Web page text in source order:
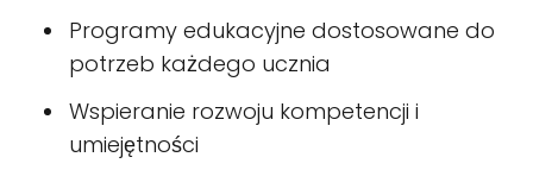
Programy edukacyjne dostosowane do
potrzeb każdego ucznia
Wspieranie rozwoju kompetencji i
umiejętności